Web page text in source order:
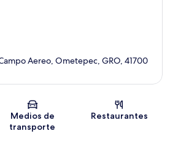
Sección del mapa
Aereo, Ometepec, GRO, 41700
Medios de
transporte
Restaurantes